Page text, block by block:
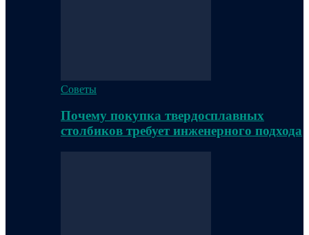
Советы
Почему покупка твердосплавных
столбиков требует инженерного подхода